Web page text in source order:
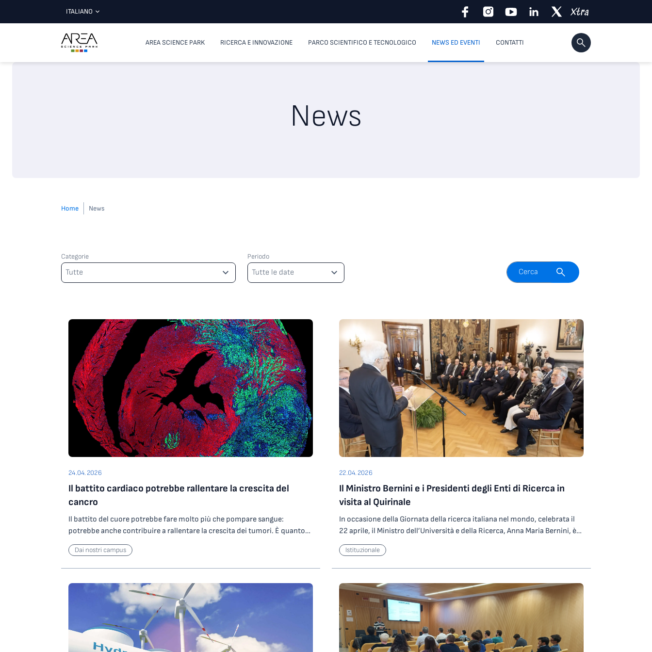
ITALIANO
AREA SCIENCE PARK RICERCA E INNOVAZIONE PARCO SCIENTIFICO E TECNOLOGICO NEWS ED EVENTI CONTATTI
News
Home News
Categorie
Categorie
Tutte
Periodo
Periodo
Tutte le date
Attiva il campo di ricercaCerca
24.04.2026
Il battito cardiaco potrebbe rallentare la crescita del
cancro
Il battito del cuore potrebbe fare molto più che pompare sangue:
potrebbe anche contribuire a rallentare la crescita dei tumori. È quanto
emerge da un nuovo studio internazionale pubblicato su Science. I
ricercatori hanno scoperto che le forze fisiche generate dalla contrazione
cardiaca possono ridurre significativamente la crescita tumorale sia in
scienziati dell’International Centre for Genetic Engineering and
Biotechnology (ICGEB) in Italia, insieme all’Università di Trieste e al Centro
Cardiologico Monzino, aiuta a spiegare perché i tumori del cuore siano
estremamente rari. “Da tempo i medici osservano che i tumori cardiaci
sono molto poco frequenti e, quando si verificano, tendono a essere più
piccoli rispetto a quelli in altri organi”, ha dichiarato la coordinatrice dello
Dai nostri campus
22.04.2026
Il Ministro Bernini e i Presidenti degli Enti di Ricerca in
visita al Quirinale
In occasione della Giornata della ricerca italiana nel mondo, celebrata il
22 aprile, il Ministro dell’Università e della Ricerca, Anna Maria Bernini, è
stata ricevuta al Quirinale dal Presidente della Repubblica, Sergio
Mattarella. Ad accompagnare il Ministro Bernini i Presidenti degli Enti
pubblici di ricerca tra cui anche la Presidente di Area Science Park prof.
Geofisica Sperimentale – OGS prof. Nicola Casagli; entrambi gli Enti
hanno la sede principale in Friuli Venezia Giulia, a Trieste. Durante la visita
il Ministro ha illustrato i principali interventi introdotti negli ultimi mesi
per rafforzare il sistema italiano della ricerca e valorizzare il capitale
umano, con particolare attenzione ai giovani ricercatori. “Desidero
ringraziare il Presidente della Repubblica Sergio Mattarella – ha
Istituzionale